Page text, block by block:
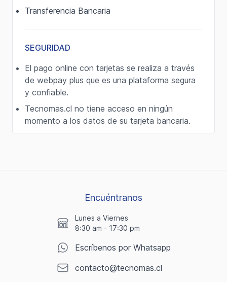
Transferencia Bancaria
SEGURIDAD
El pago online con tarjetas se realiza a través
de webpay plus que es una plataforma segura
y confiable.
Tecnomas.cl no tiene acceso en ningún
momento a los datos de su tarjeta bancaria.
Encuéntranos
Lunes a Viernes
8:30 am - 17:30 pm
Escríbenos por Whatsapp
contacto@tecnomas.cl